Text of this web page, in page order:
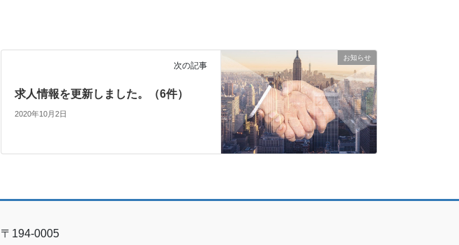
お知らせ
次の記事
求人情報を更新しました。（6件）
2020年10月2日
〒194-0005